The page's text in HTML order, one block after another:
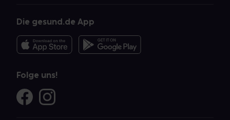
Die gesund.de App
Folge uns!